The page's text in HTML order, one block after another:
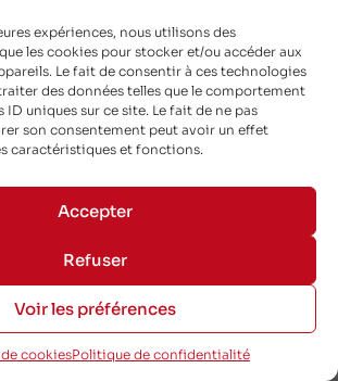
expériences, nous utilisons des
les cookies pour stocker et/ou accéder aux
Le fait de consentir à ces technologies
des données telles que le comportement
uniques sur ce site. Le fait de ne pas
son consentement peut avoir un effet
caractéristiques et fonctions.
Accepter
Refuser
Voir les préférences
cookiesPolitique de confidentialité
DC200 Blanc 110×360 mm –